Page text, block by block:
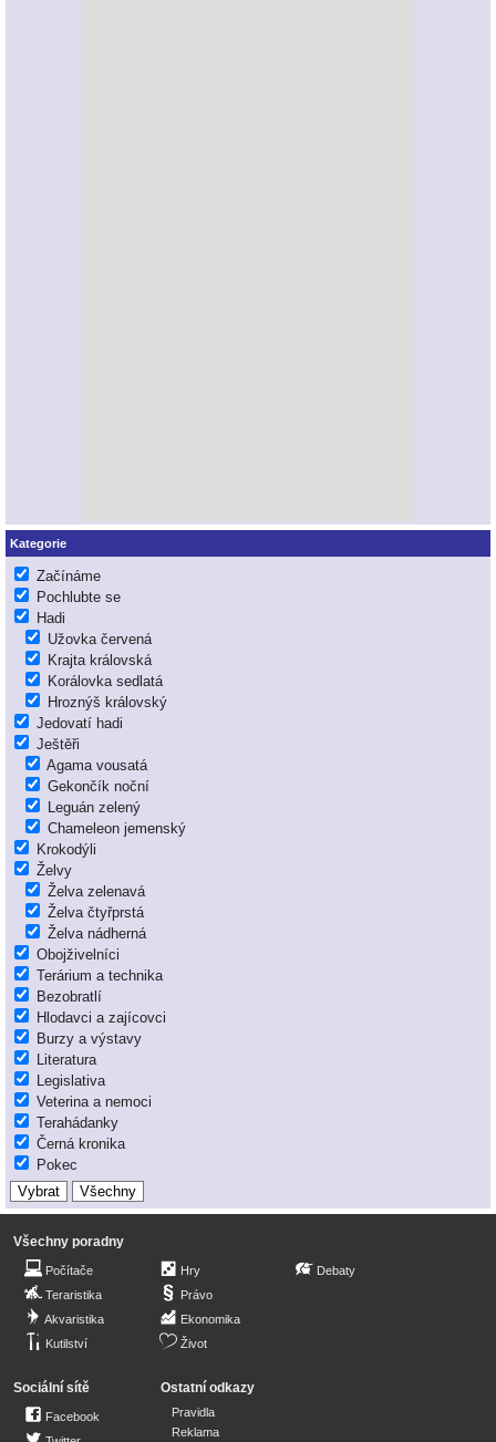
Kategorie
Začínáme
Pochlubte se
Hadi
Užovka červená
Krajta královská
Korálovka sedlatá
Hroznýš královský
Jedovatí hadi
Ještěři
Agama vousatá
Gekončík noční
Leguán zelený
Chameleon jemenský
Krokodýli
Želvy
Želva zelenavá
Želva čtyřprstá
Želva nádherná
Obojživelníci
Terárium a technika
Bezobratlí
Hlodavci a zajícovci
Burzy a výstavy
Literatura
Legislativa
Veterina a nemoci
Terahádanky
Černá kronika
Pokec
Všechny poradny
Počítače
Teraristika
Akvaristika
Kutilství
Hry
Právo
Ekonomika
Život
Debaty
Sociální sítě
Facebook
Ostatní odkazy
Pravidla
Reklama